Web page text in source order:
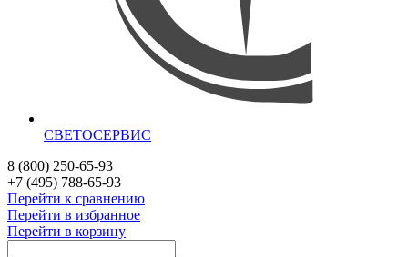
СВЕТОСЕРВИС
8 (800) 250-65-93
+7 (495) 788-65-93
Перейти к сравнению
Перейти в избранное
Перейти в корзину